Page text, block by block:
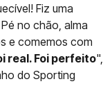
Fiz uma
no chão, alma
e comemos com
real. Foi perfeito",
do Sporting